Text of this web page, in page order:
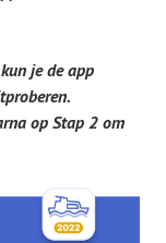
je de app
op Stap 2 om